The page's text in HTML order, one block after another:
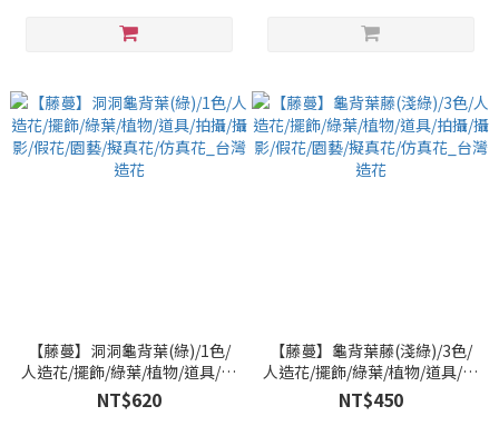
【藤蔓】洞洞龜背葉(綠)/1色/
人造花/擺飾/綠葉/植物/道具/拍
攝/攝影/假花/園藝/擬真花/仿真
花_台灣造花
NT$620
【藤蔓】龜背葉藤(淺綠)/3色/
人造花/擺飾/綠葉/植物/道具/拍
攝/攝影/假花/園藝/擬真花/仿真
花_台灣造花
NT$450